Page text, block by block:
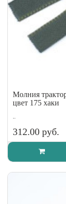
Молния
цвет 175 хаки
..
312.00 руб.